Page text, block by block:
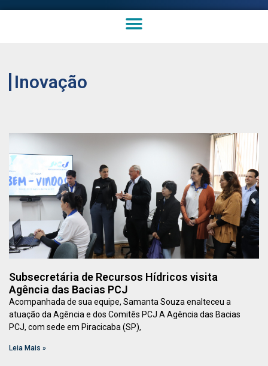
Inovação
Subsecretária de Recursos Hídricos visita
Agência das Bacias PCJ
Acompanhada de sua equipe, Samanta Souza enalteceu a
atuação da Agência e dos Comitês PCJ A Agência das Bacias
PCJ, com sede em Piracicaba (SP),
Leia Mais »